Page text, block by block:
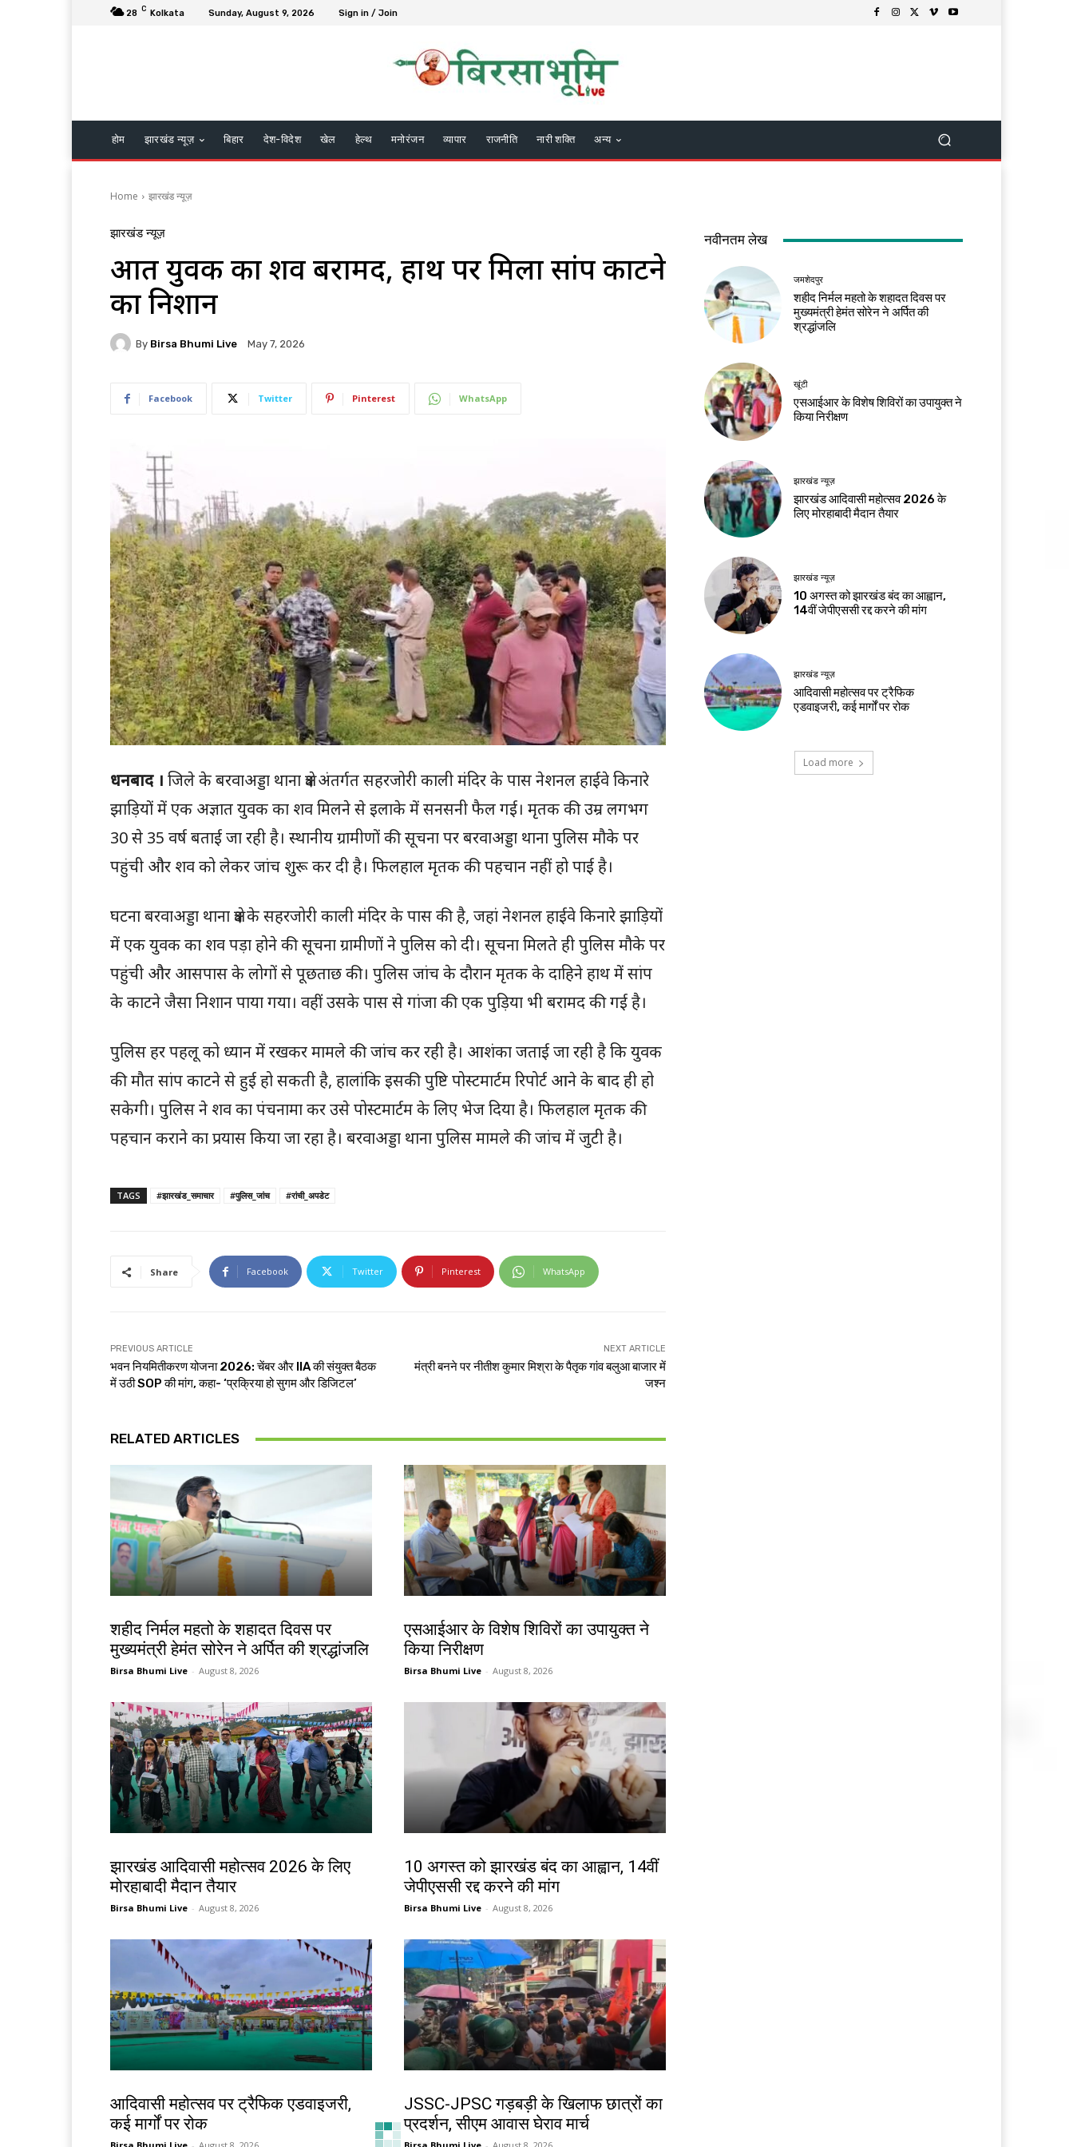
28 C Kolkata Sunday, August 9, 2026 Sign in / Join
होम झारखंड न्यूज़ बिहार देश-विदेश खेल हेल्थ मनोरंजन व्यापार राजनीति नारी शक्ति अन्य
Home झारखंड न्यूज़
झारखंड न्यूज़
अज्ञात युवक का शव बरामद, हाथ पर मिला सांप काटने
का निशान
By Birsa Bhumi Live May 7, 2026
Facebook Twitter Pinterest WhatsApp
धनबाद । जिले के बरवाअड्डा थाना क्षेत्र अंतर्गत सहरजोरी काली मंदिर के पास नेशनल हाईवे किनारे
झाड़ियों में एक अज्ञात युवक का शव मिलने से इलाके में सनसनी फैल गई। मृतक की उम्र लगभग
30 से 35 वर्ष बताई जा रही है। स्थानीय ग्रामीणों की सूचना पर बरवाअड्डा थाना पुलिस मौके पर
पहुंची और शव को लेकर जांच शुरू कर दी है। फिलहाल मृतक की पहचान नहीं हो पाई है।
घटना बरवाअड्डा थाना क्षेत्र के सहरजोरी काली मंदिर के पास की है, जहां नेशनल हाईवे किनारे झाड़ियों
में एक युवक का शव पड़ा होने की सूचना ग्रामीणों ने पुलिस को दी। सूचना मिलते ही पुलिस मौके पर
पहुंची और आसपास के लोगों से पूछताछ की। पुलिस जांच के दौरान मृतक के दाहिने हाथ में सांप
के काटने जैसा निशान पाया गया। वहीं उसके पास से गांजा की एक पुड़िया भी बरामद की गई है।
पुलिस हर पहलू को ध्यान में रखकर मामले की जांच कर रही है। आशंका जताई जा रही है कि युवक
की मौत सांप काटने से हुई हो सकती है, हालांकि इसकी पुष्टि पोस्टमार्टम रिपोर्ट आने के बाद ही हो
सकेगी। पुलिस ने शव का पंचनामा कर उसे पोस्टमार्टम के लिए भेज दिया है। फिलहाल मृतक की
पहचान कराने का प्रयास किया जा रहा है। बरवाअड्डा थाना पुलिस मामले की जांच में जुटी है।
TAGS #झारखंड_समाचार #पुलिस_जांच #रांची_अपडेट
Share Facebook Twitter Pinterest WhatsApp
PREVIOUS ARTICLE
भवन नियमितीकरण योजना 2026: चेंबर और IIA की संयुक्त बैठक
में उठी SOP की मांग, कहा- ‘प्रक्रिया हो सुगम और डिजिटल’
NEXT ARTICLE
मंत्री बनने पर नीतीश कुमार मिश्रा के पैतृक गांव बलुआ बाजार में
जश्न
RELATED ARTICLES
शहीद निर्मल महतो के शहादत दिवस पर
मुख्यमंत्री हेमंत सोरेन ने अर्पित की श्रद्धांजलि
Birsa Bhumi Live - August 8, 2026
एसआईआर के विशेष शिविरों का उपायुक्त ने
किया निरीक्षण
Birsa Bhumi Live - August 8, 2026
झारखंड आदिवासी महोत्सव 2026 के लिए
मोरहाबादी मैदान तैयार
Birsa Bhumi Live - August 8, 2026
10 अगस्त को झारखंड बंद का आह्वान, 14वीं
जेपीएससी रद्द करने की मांग
Birsa Bhumi Live - August 8, 2026
आदिवासी महोत्सव पर ट्रैफिक एडवाइजरी,
कई मार्गों पर रोक
JSSC-JPSC गड़बड़ी के खिलाफ छात्रों का
प्रदर्शन, सीएम आवास घेराव मार्च
नवीनतम लेख
जमशेदपुर
शहीद निर्मल महतो के शहादत दिवस पर
मुख्यमंत्री हेमंत सोरेन ने अर्पित की
श्रद्धांजलि
खूंटी
एसआईआर के विशेष शिविरों का उपायुक्त ने
किया निरीक्षण
झारखंड न्यूज़
झारखंड आदिवासी महोत्सव 2026 के
लिए मोरहाबादी मैदान तैयार
झारखंड न्यूज़
10 अगस्त को झारखंड बंद का आह्वान,
14वीं जेपीएससी रद्द करने की मांग
झारखंड न्यूज़
आदिवासी महोत्सव पर ट्रैफिक
एडवाइजरी, कई मार्गों पर रोक
Load more